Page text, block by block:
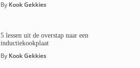
By Kook Gekkies
5 lessen uit de overstap naar een
inductiekookplaat
By Kook Gekkies